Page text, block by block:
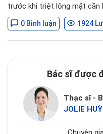
trước khi triệt lông mặt cần
0 Bình luận 1924
Bác sĩ được
Thạc sĩ -
JOLIE